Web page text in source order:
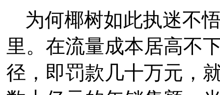
为何椰树如此执迷不
里。在流量成本居高不
径，即罚款几十万元，